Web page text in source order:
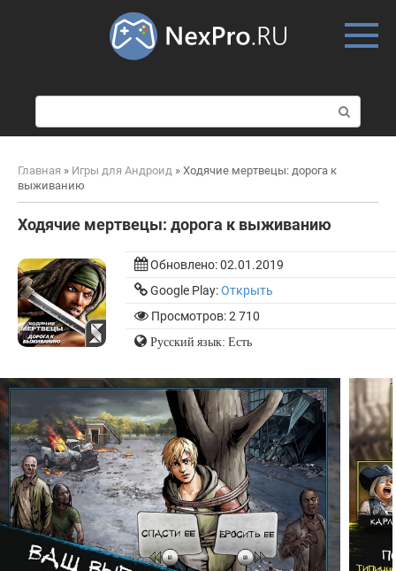
о
и
к
Главная » Игры для Андроид » Ходячие мертвецы: дорога к
выживанию
Ходячие мертвецы: дорога к выживанию
Обновлено:02.01.2019
Google Play:Открыть
Просмотров: 2 710
Русский язык: Есть